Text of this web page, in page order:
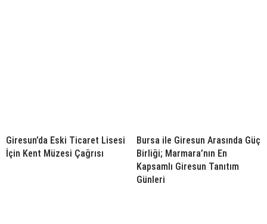
Giresun’da Eski Ticaret Lisesi
İçin Kent Müzesi Çağrısı
Bursa ile Giresun Arasında Güç
Birliği; Marmara’nın En
Kapsamlı Giresun Tanıtım
Günleri